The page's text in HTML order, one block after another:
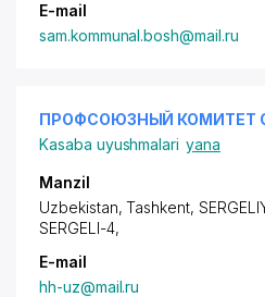
E-mail
sam.kommunal.bosh@mail.ru
ПРОФСОЮЗНЫЙ КОМИТЕТ
Kasaba uyushmalari yana
Manzil
Uzbekistan, Tashkent,
SERGELI-4,
E-mail
hh-uz@mail.ru